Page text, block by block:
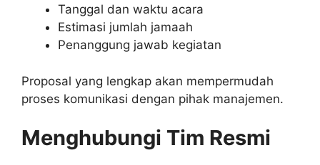
Tanggal dan waktu acara
Estimasi jumlah jamaah
Penanggung jawab kegiatan
Proposal yang lengkap akan mempermudah
proses komunikasi dengan pihak manajemen.
Menghubungi Tim Resmi